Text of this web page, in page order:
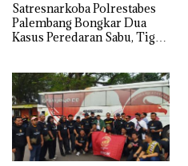
Satresnarkoba Polrestabes
Palembang Bongkar Dua
Kasus Peredaran Sabu, Tiga